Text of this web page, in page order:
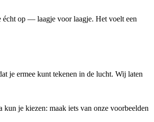
écht op — laagje voor laagje. Het voelt een
je ermee kunt tekenen in de lucht. Wij laten
kun je kiezen: maak iets van onze voorbeelden